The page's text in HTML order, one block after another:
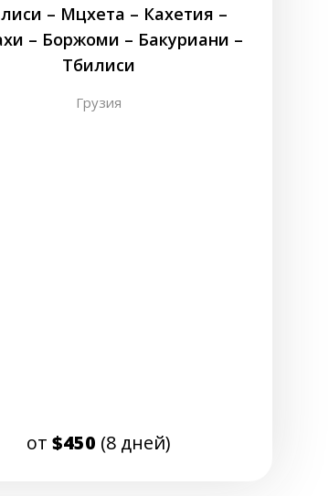
– Мцхета – Кахетия –
– Боржоми – Бакуриани –
Тбилиси
Грузия
от $450 (8 дней)